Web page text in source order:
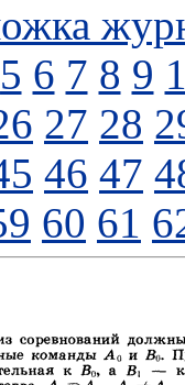
5 6 7 8 9
27 28
46 47
60 61